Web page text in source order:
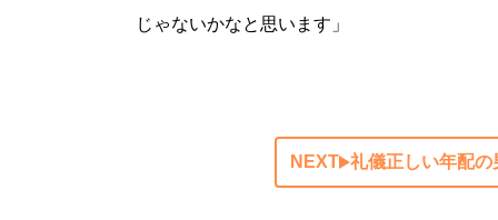
じゃないかなと思います」
NEXT 礼儀正しい年配